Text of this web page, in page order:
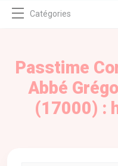
Catégories
Passtime
Abbé
(17000) :